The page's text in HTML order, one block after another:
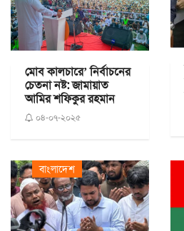
মোব কালচারে’ নির্বাচনের
চেতনা নষ্ট: জামায়াত
আমির শফিকুর রহমান
০৪-০৭-২০২৫
বাংলাদেশ